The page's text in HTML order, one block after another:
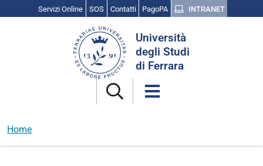
Servizi Online SOS Contatti PagoPA INTRANET
Università
degli Studi
di Ferrara
Home